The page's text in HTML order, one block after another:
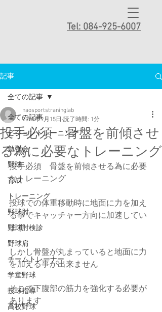
Tel: 084-925-6007
記事
全ての記事
ビジョントレーニング
勉強会
野球
育成
トレーニング
野球肘
野球肘検診
野球肩
チームトレーナー
学童野球
投球指導
高校野球
全ての記事
投手必須 骨盤を前傾させ
る為に必要なトレーニング
naosportstraninglab
2023年9月15日 読了時間: 1分
投手必須　骨盤を前傾させる為に必要
なトレーニング
投球での体重移動時に地面に力を加え
る事でキャッチャー方向に加速してい
ます
しかし骨盤が丸まっていると地面に力
を加える事が出来ません
そこで下腹部の筋力を強化する必要が
あります